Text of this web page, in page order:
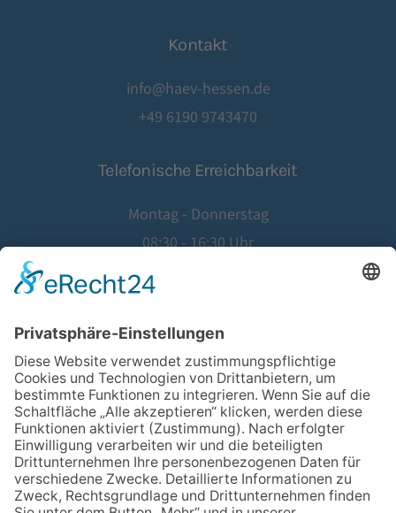
Kontakt
info@haev-hessen.de
+49 6190 9743470
Telefonische Erreichbarkeit
Montag - Donnerstag
08:30 - 16:30 Uhr
08:30 - 14:00 Uhr
©2026Hausärztinnen- und Hausärzteverband Hessen e.V.
Website byAgentur Geiger